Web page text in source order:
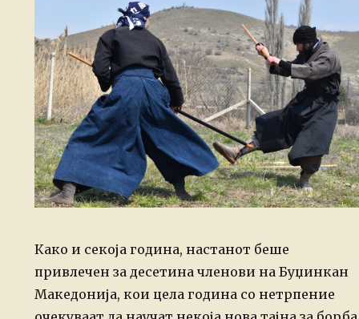
Како и секоја година, настанот беше
привлечен за десетина членови на Буџинкан
Македонија, кои цела година со нетрпение